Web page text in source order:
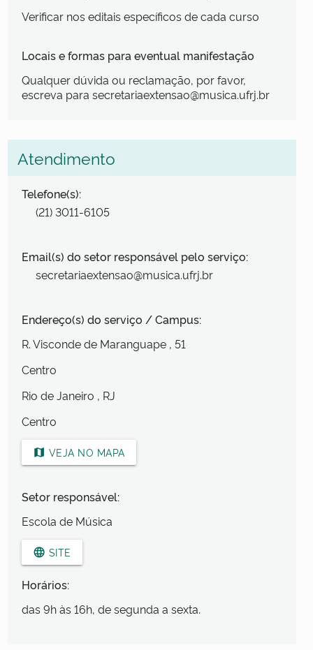
Verificar nos editais específicos de cada curso
Locais e formas para eventual manifestação
Qualquer dúvida ou reclamação, por favor,
escreva para secretariaextensao@musica.ufrj.br
Atendimento
Telefone(s):
(21) 3011-6105
Email(s) do setor responsável pelo serviço:
secretariaextensao@musica.ufrj.br
Endereço(s) do serviço / Campus:
R. Visconde de Maranguape , 51
Centro
Rio de Janeiro , RJ
Centro
map VEJA NO MAPA
Setor responsável:
Escola de Música
language SITE
Horários:
das 9h às 16h, de segunda a sexta.